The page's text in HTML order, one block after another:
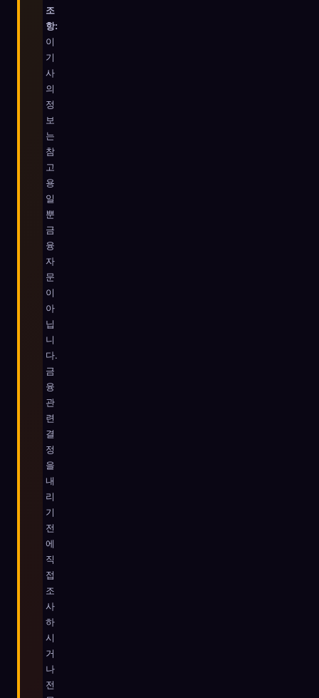
조
항:
이
기
사
의
정
보
는
참
고
용
일
뿐
금
융
자
문
이
아
닙
니
다.
금
융
관
련
결
정
을
내
리
기
전
에
직
접
조
사
하
시
거
나
전
🧬
수집됨:
☁️
발견됨
0